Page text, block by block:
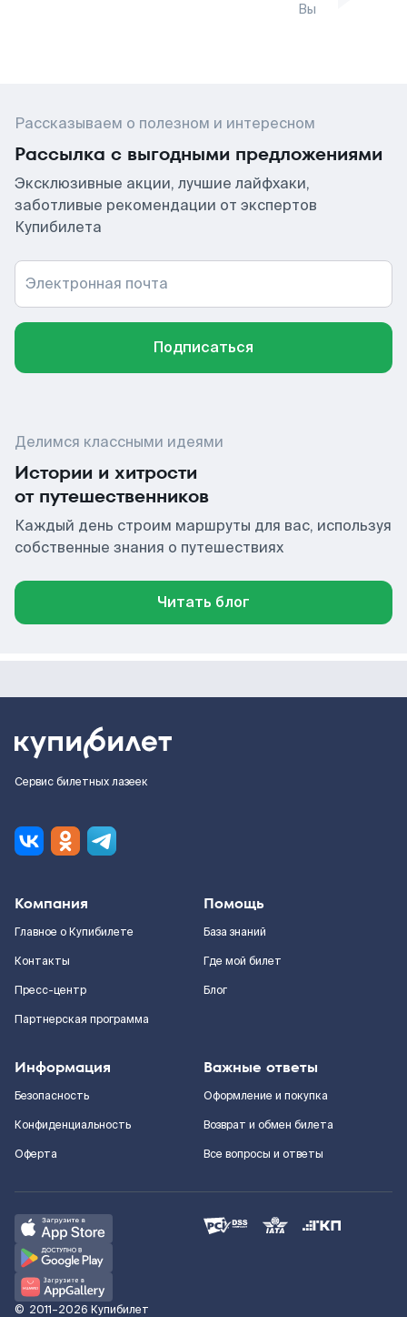
Вы
Рассказываем о полезном и интересном
Рассылка с выгодными предложениями
Эксклюзивные акции, лучшие лайфхаки,
заботливые рекомендации от экспертов
Купибилета
Электронная почта
Подписаться
Делимся классными идеями
Истории и хитрости
от путешественников
Каждый день строим маршруты для вас, используя
собственные знания о путешествиях
Читать блог
Сервис билетных лазеек
Компания
Главное о Купибилете
Контакты
Пресс-центр
Партнерская программа
Помощь
База знаний
Где мой билет
Блог
Информация
Безопасность
Конфиденциальность
Оферта
Важные ответы
Оформление и покупка
Возврат и обмен билета
Все вопросы и ответы
© 2011–2026 Купибилет